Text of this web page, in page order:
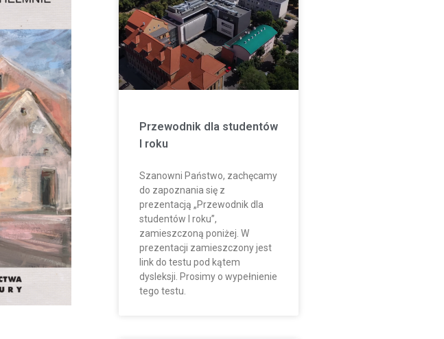
Przewodnik dla studentów
I roku
Szanowni Państwo, zachęcamy
do zapoznania się z
prezentacją „Przewodnik dla
studentów I roku”,
zamieszczoną poniżej. W
prezentacji zamieszczony jest
link do testu pod kątem
dysleksji. Prosimy o wypełnienie
tego testu.